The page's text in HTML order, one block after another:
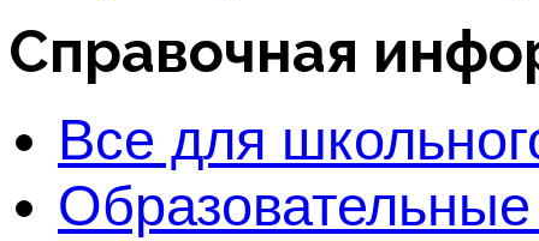
Справочная
Все для